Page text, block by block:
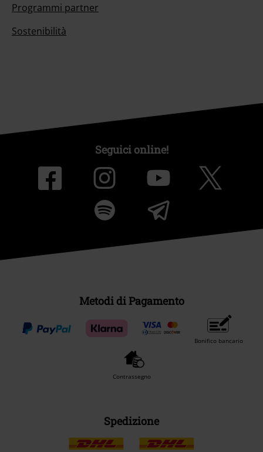
Programmi partner
Sostenibilità
Seguici online!
Metodi di Pagamento
Bonifico bancario
Contrassegno
Spedizione